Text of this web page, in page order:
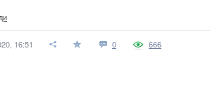
16:51 0 666